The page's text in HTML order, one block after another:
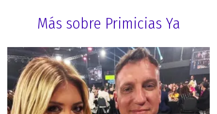
Más sobre Primicias Ya